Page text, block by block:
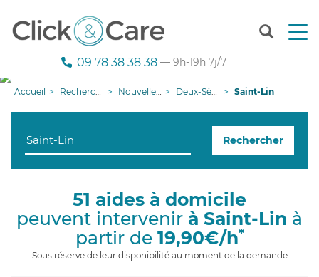
T
n
g
i
09 78 38 38 38 — 9h-19h 7j/7
Accueil Recherche aide à domicile Nouvelle-Aquitaine Deux-Sèvres Saint-Lin
Rechercher
51 aides à domicile
peuvent intervenir à Saint-Lin à
partir de 19,90€/h*
Sous réserve de leur disponibilité au moment de la demande